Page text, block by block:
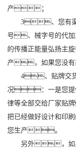
产；
3、您有渠
号、械字号的代
的传播正能量弘扬主
产，如果您没有
4、贴牌交
况：一是您提
律等全部交给厂家
把已经做好设计和印
您生产。
另外，如果